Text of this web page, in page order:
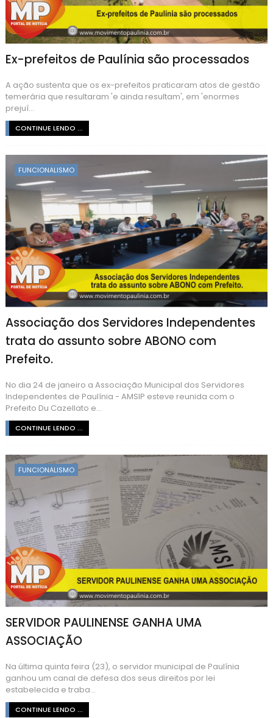
Ex-prefeitos de Paulínia são processados
A ação sustenta que os ex-prefeitos praticaram atos de gestão
temerária que resultaram 'e ainda resultam', em 'enormes
prejuí...
CONTINUE LENDO ...
FUNCIONALISMO
Associação dos Servidores Independentes
trata do assunto sobre ABONO com
Prefeito.
No dia 24 de janeiro a Associação Municipal dos Servidores
Independentes de Paulínia - AMSIP esteve reunida com o
Prefeito Du Cazellato e...
CONTINUE LENDO ...
FUNCIONALISMO
SERVIDOR PAULINENSE GANHA UMA
ASSOCIAÇÃO
Na última quinta feira (23), o servidor municipal de Paulínia
ganhou um canal de defesa dos seus direitos por lei
estabelecida e traba...
CONTINUE LENDO ...